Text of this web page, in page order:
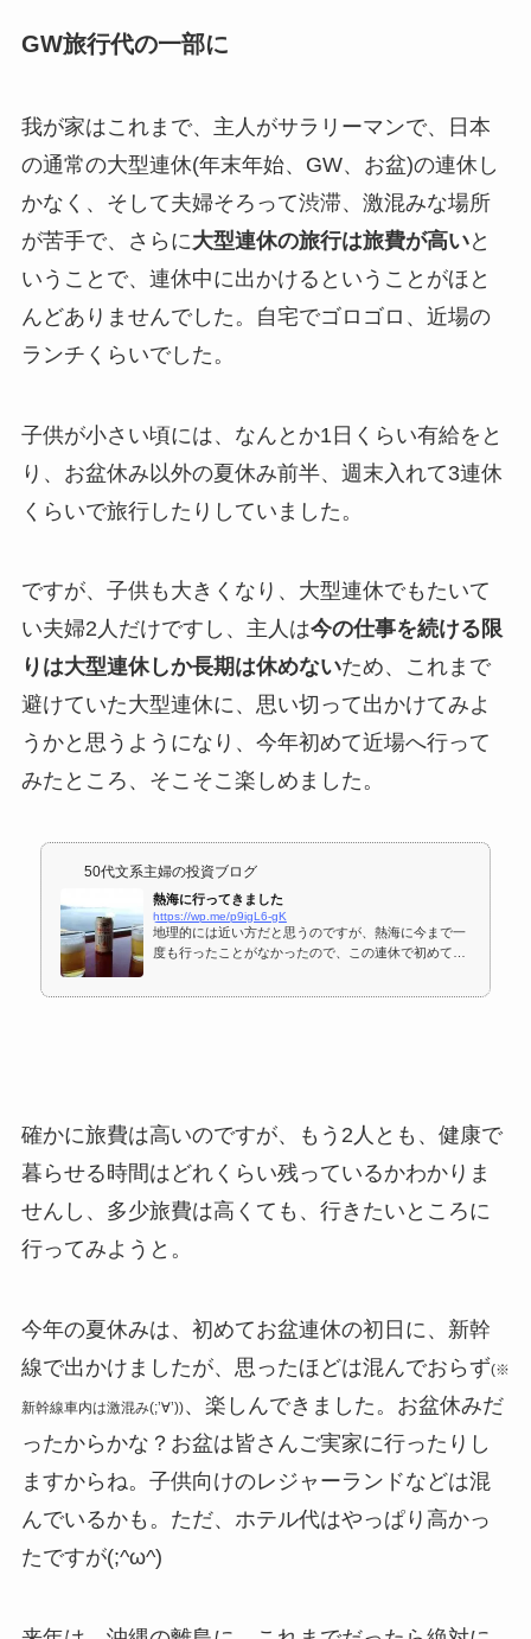
GW旅行代の一部に
我が家はこれまで、主人がサラリーマンで、日本
の通常の大型連休(年末年始、GW、お盆)の連休し
かなく、そして夫婦そろって渋滞、激混みな場所
が苦手で、さらに大型連休の旅行は旅費が高いと
いうことで、連休中に出かけるということがほと
んどありませんでした。自宅でゴロゴロ、近場の
ランチくらいでした。
子供が小さい頃には、なんとか1日くらい有給をと
り、お盆休み以外の夏休み前半、週末入れて3連休
くらいで旅行したりしていました。
ですが、子供も大きくなり、大型連休でもたいて
い夫婦2人だけですし、主人は今の仕事を続ける限
りは大型連休しか長期は休めないため、これまで
避けていた大型連休に、思い切って出かけてみよ
うかと思うようになり、今年初めて近場へ行って
みたところ、そこそこ楽しめました。
50代文系主婦の投資ブログ
熱海に行ってきました
https://wp.me/p9igL6-gK
地理的には近い方だと思うのですが、熱海に今まで一
度も行ったことがなかったので、この連休で初めて行
確かに旅費は高いのですが、もう2人とも、健康で
暮らせる時間はどれくらい残っているかわかりま
せんし、多少旅費は高くても、行きたいところに
行ってみようと。
今年の夏休みは、初めてお盆連休の初日に、新幹
線で出かけましたが、思ったほどは混んでおらず(※
新幹線車内は激混み(;’∀’))、楽しんできました。お盆休みだ
ったからかな？お盆は皆さんご実家に行ったりし
ますからね。子供向けのレジャーランドなどは混
んでいるかも。ただ、ホテル代はやっぱり高かっ
たですが(;^ω^)